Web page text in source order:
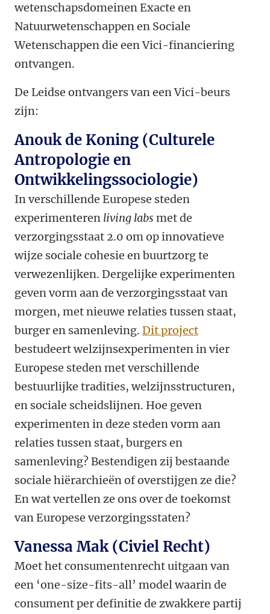
wetenschapsdomeinen Exacte en
Natuurwetenschappen en Sociale
Wetenschappen die een Vici-financiering
ontvangen.
De Leidse ontvangers van een Vici-beurs
zijn:
Anouk de Koning (Culturele
Antropologie en
Ontwikkelingssociologie)
In verschillende Europese steden
experimenteren living labs met de
verzorgingsstaat 2.0 om op innovatieve
wijze sociale cohesie en buurtzorg te
verwezenlijken. Dergelijke experimenten
geven vorm aan de verzorgingsstaat van
morgen, met nieuwe relaties tussen staat,
burger en samenleving. Dit project
bestudeert welzijnsexperimenten in vier
Europese steden met verschillende
bestuurlijke tradities, welzijnsstructuren,
en sociale scheidslijnen. Hoe geven
experimenten in deze steden vorm aan
relaties tussen staat, burgers en
samenleving? Bestendigen zij bestaande
sociale hiërarchieën of overstijgen ze die?
En wat vertellen ze ons over de toekomst
van Europese verzorgingsstaten?
Vanessa Mak (Civiel Recht)
Moet het consumentenrecht uitgaan van
een ‘one-size-fits-all’ model waarin de
consument per definitie de zwakkere partij